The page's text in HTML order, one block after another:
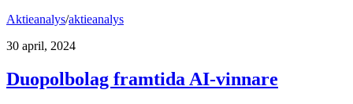
Aktieanalys/aktieanalys
30 april, 2024
Duopolbolag framtida AI-vinnare